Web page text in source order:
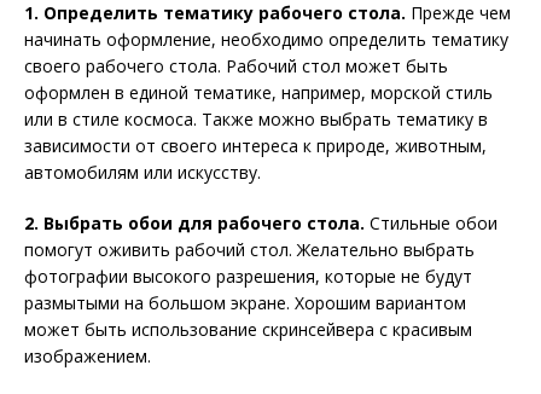
1. Определить тематику рабочего стола. Прежде чем
начинать оформление, необходимо определить тематику
своего рабочего стола. Рабочий стол может быть
оформлен в единой тематике, например, морской стиль
или в стиле космоса. Также можно выбрать тематику в
зависимости от своего интереса к природе, животным,
автомобилям или искусству.
2. Выбрать обои для рабочего стола. Стильные обои
помогут оживить рабочий стол. Желательно выбрать
фотографии высокого разрешения, которые не будут
размытыми на большом экране. Хорошим вариантом
может быть использование скринсейвера с красивым
изображением.